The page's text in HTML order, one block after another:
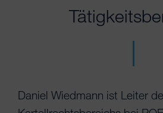
Daniel Wiedmann ist Leiter